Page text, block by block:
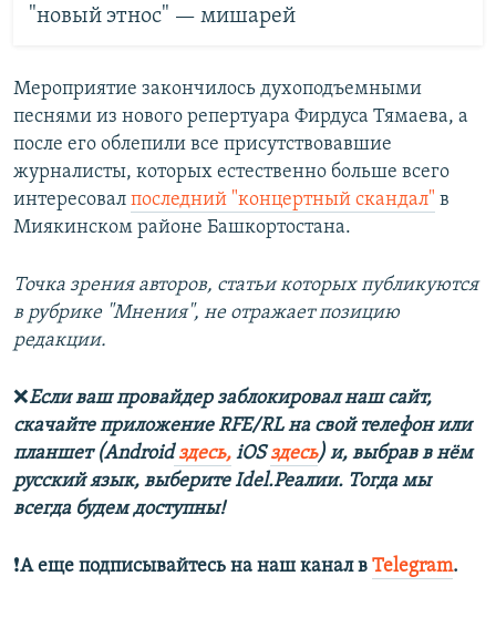
"новый этнос" — мишарей
Мероприятие закончилось духоподъемными
песнями из нового репертуара Фирдуса Тямаева, а
после его облепили все присутствовавшие
журналисты, которых естественно больше всего
интересовал последний "концертный скандал" в
Миякинском районе Башкортостана.
Точка зрения авторов, статьи которых публикуются
в рубрике "Мнения", не отражает позицию
редакции.
❌Если ваш провайдер заблокировал наш сайт,
скачайте приложение RFE/RL на свой телефон или
планшет (Androidздесь, iOSздесь) и, выбрав в нём
русский язык, выберите Idel.Реалии. Тогда мы
всегда будем доступны!
❗️А еще подписывайтесь на наш канал в Telegram.